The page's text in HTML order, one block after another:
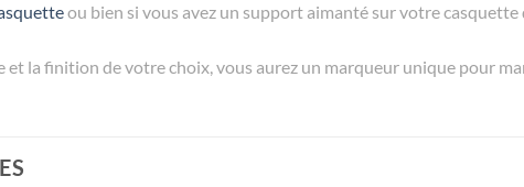
ou bien si vous avez un support aimanté sur votre casquette
et la finition de votre choix, vous aurez un marqueur unique pour